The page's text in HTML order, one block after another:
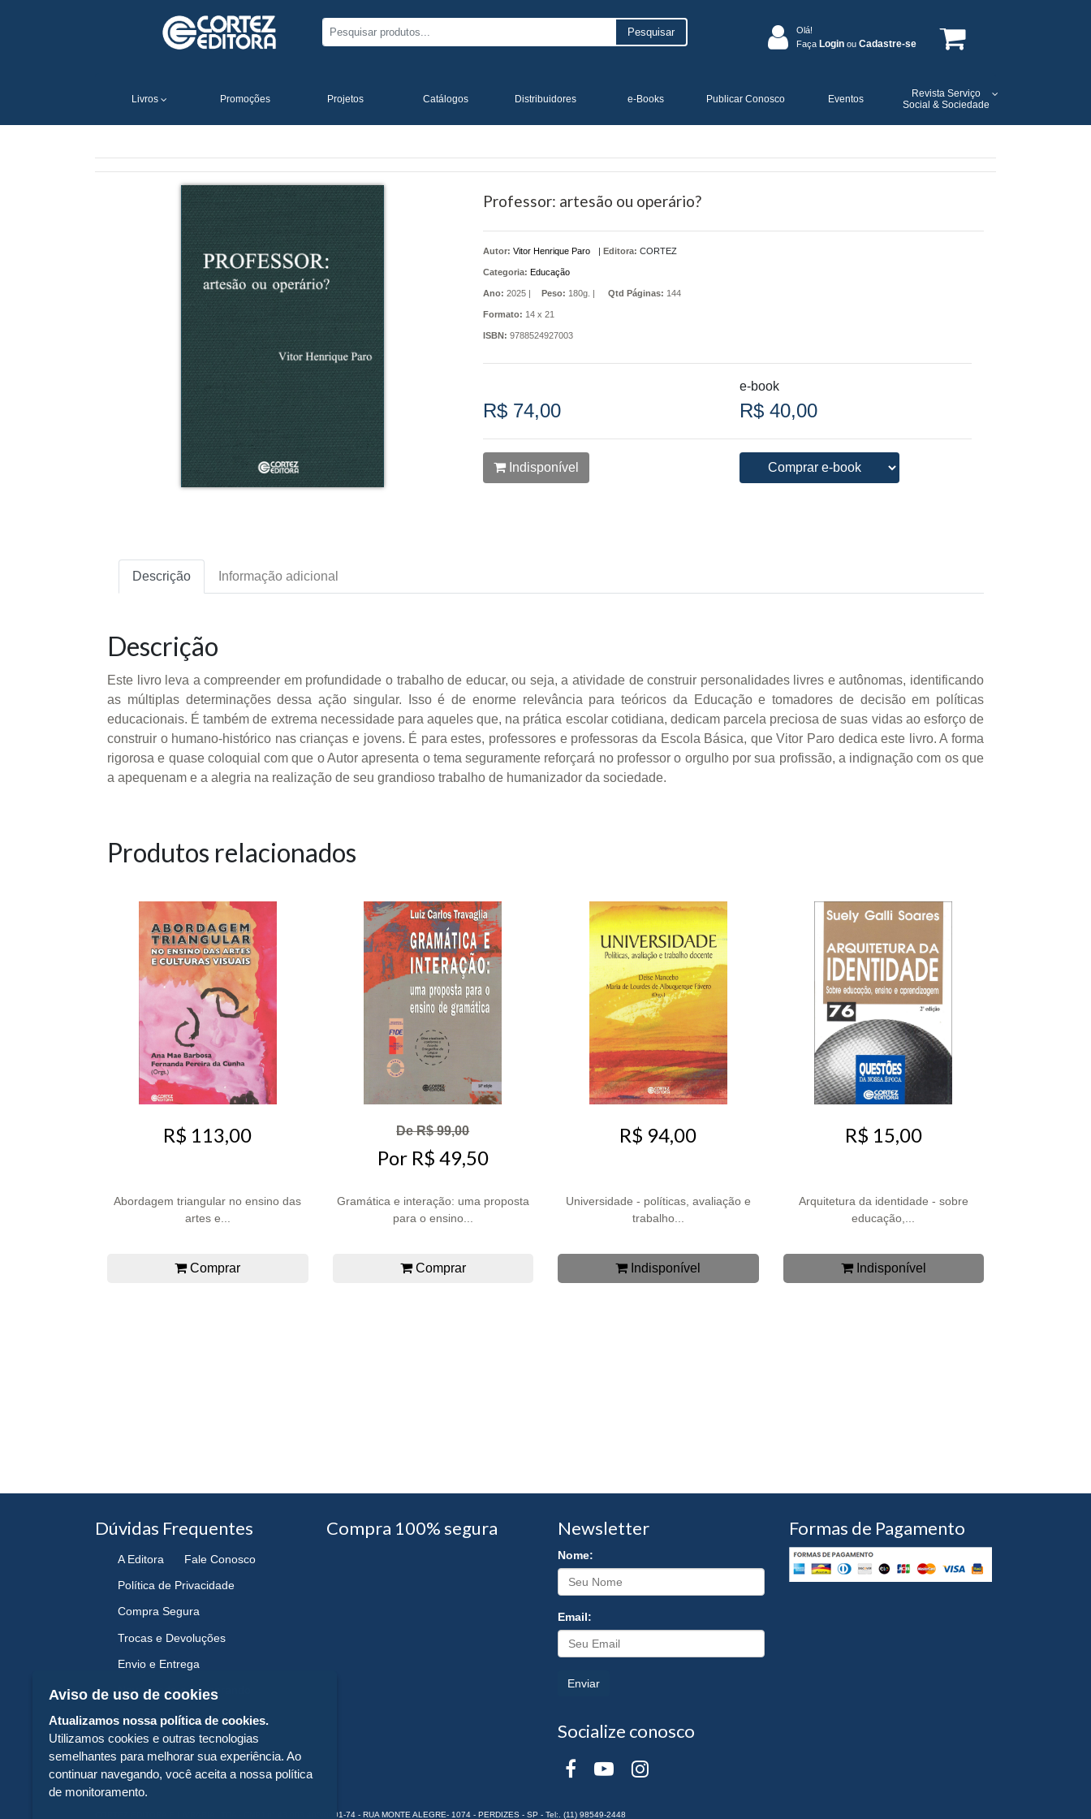
Pesquisar
Olá!
Faça Login ou Cadastre-se
Livros Promoções Projetos Catálogos Distribuidores e-Books Publicar Conosco Eventos
Revista Serviço
Social & Sociedade
Professor: artesão ou operário?
Autor: Vitor Henrique Paro | Editora: CORTEZ
Categoria: Educação
Ano: 2025 | Peso: 180g. | Qtd Páginas: 144
Formato: 14 x 21
ISBN: 9788524927003
e-book
R$ 74,00 R$ 40,00
Indisponível
Descrição Informação adicional
Descrição
Este livro leva a compreender em profundidade o trabalho de educar, ou seja, a atividade de construir personalidades livres e autônomas, identificando
as múltiplas determinações dessa ação singular. Isso é de enorme relevância para teóricos da Educação e tomadores de decisão em políticas
educacionais. É também de extrema necessidade para aqueles que, na prática escolar cotidiana, dedicam parcela preciosa de suas vidas ao esforço de
construir o humano-histórico nas crianças e jovens. É para estes, professores e professoras da Escola Básica, que Vitor Paro dedica este livro. A forma
rigorosa e quase coloquial com que o Autor apresenta o tema seguramente reforçará no professor o orgulho por sua profissão, a indignação com os que
a apequenam e a alegria na realização de seu grandioso trabalho de humanizador da sociedade.
Produtos relacionados
R$ 113,00
Abordagem triangular no ensino das
artes e...
Comprar
De R$ 99,00
Por R$ 49,50
Gramática e interação: uma proposta
para o ensino...
Comprar
R$ 94,00
Universidade - políticas, avaliação e
trabalho...
Indisponível
R$ 15,00
Arquitetura da identidade - sobre
educação,...
Indisponível
Dúvidas Frequentes
A Editora Fale Conosco
Política de Privacidade
Compra Segura
Trocas e Devoluções
Envio e Entrega
Navegando e Comprando
Compra 100% segura Newsletter
Nome:
Email:
Enviar
Socialize conosco
Formas de Pagamento
CORTEZ EDITORA E LIVRARIA LTDA - CNPJ n° 43.003.409/0001-74 - RUA MONTE ALEGRE- 1074 - PERDIZES - SP - Tel:. (11) 98549-2448
Aviso de uso de cookies
Atualizamos nossa política de cookies.
Utilizamos cookies e outras tecnologias
semelhantes para melhorar sua experiência. Ao
continuar navegando, você aceita a nossa política
de monitoramento.